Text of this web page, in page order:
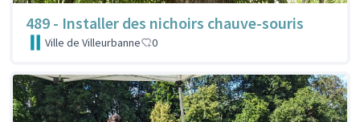
489 - Installer des nichoirs chauve-souris
Ville de Villeurbanne 0